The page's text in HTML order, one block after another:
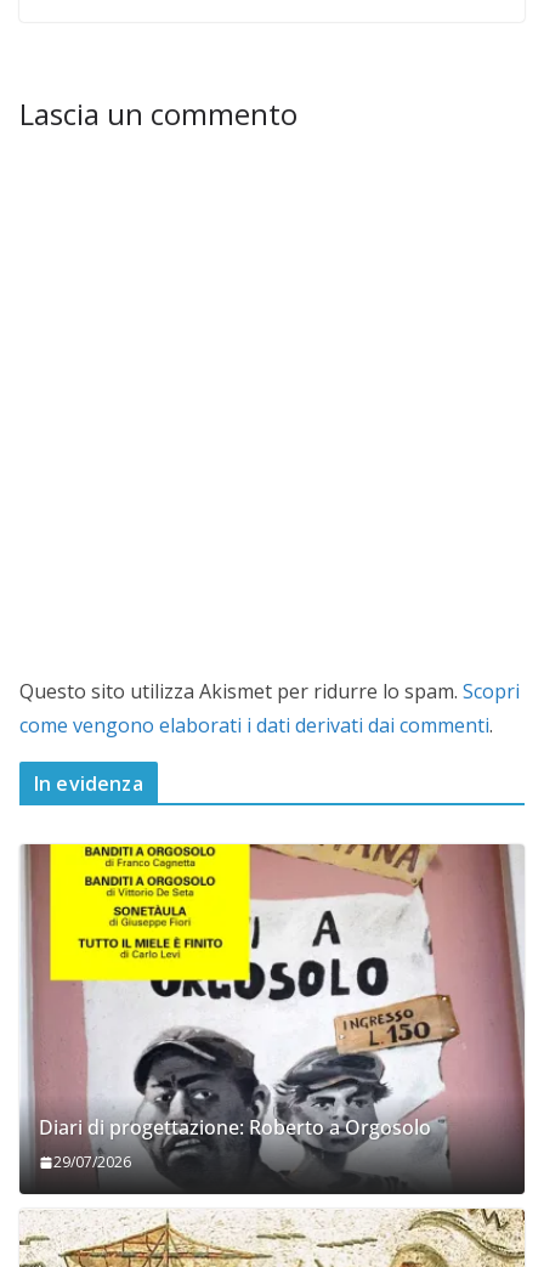
Lascia un commento
Questo sito utilizza Akismet per ridurre lo spam. Scopri
come vengono elaborati i dati derivati dai commenti.
In evidenza
Diari di progettazione: Roberto a Orgosolo
29/07/2026